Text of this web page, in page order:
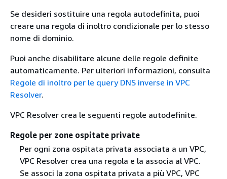
Se desideri sostituire una regola autodefinita, puoi
creare una regola di inoltro condizionale per lo stesso
nome di dominio.
Puoi anche disabilitare alcune delle regole definite
automaticamente. Per ulteriori informazioni, consulta
Regole di inoltro per le query DNS inverse in VPC
Resolver.
VPC Resolver crea le seguenti regole autodefinite.
Regole per zone ospitate private
Per ogni zona ospitata privata associata a un VPC,
VPC Resolver crea una regola e la associa al VPC.
Se associ la zona ospitata privata a più VPC, VPC